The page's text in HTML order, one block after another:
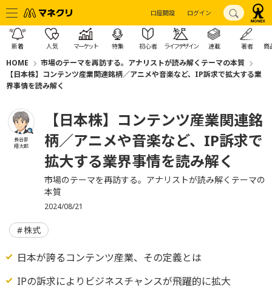
口座開設 ログイン
新着 人気 マーケット 特集 初心者 ライフデザイン 連載 著者 商
HOME
市場のテーマを再訪する。アナリストが読み解くテーマの本質
【日本株】コンテンツ産業関連銘柄／アニメや音楽など、IP訴求で拡大する業
界事情を読み解く
長谷部
翔太郎
【日本株】コンテンツ産業関連銘
柄／アニメや音楽など、IP訴求で
拡大する業界事情を読み解く
市場のテーマを再訪する。アナリストが読み解くテーマの
本質
2024/08/21
株式
日本が誇るコンテンツ産業、その定義とは
IPの訴求によりビジネスチャンスが飛躍的に拡大